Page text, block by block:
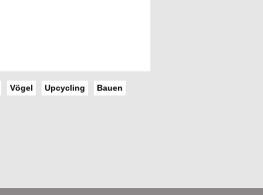
Vögel Upcycling Bauen